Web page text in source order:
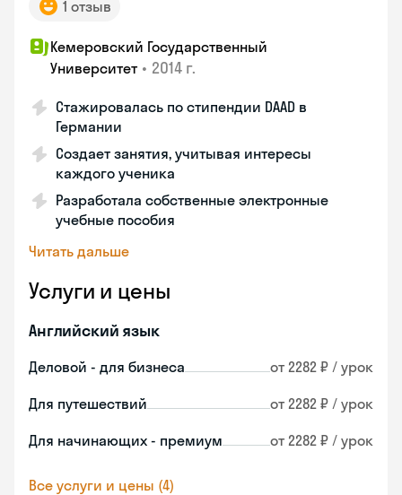
1 отзыв
Кемеровский Государственный
Университет • 2014 г.
Стажировалась по стипендии DAAD в
Германии
Создает занятия, учитывая интересы
каждого ученика
Разработала собственные электронные
учебные пособия
Читать дальше
Услуги и цены
Английский язык
Деловой - для бизнеса от 2282 ₽ / урок
Для путешествий от 2282 ₽ / урок
Для начинающих - премиум от 2282 ₽ / урок
Все услуги и цены (4)